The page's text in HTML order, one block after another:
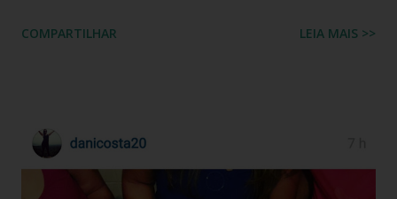
BUSCA PERSONALIZADA NOS ACERVOS DO BLOG
COMPARTILHAR LEIA MAIS >>